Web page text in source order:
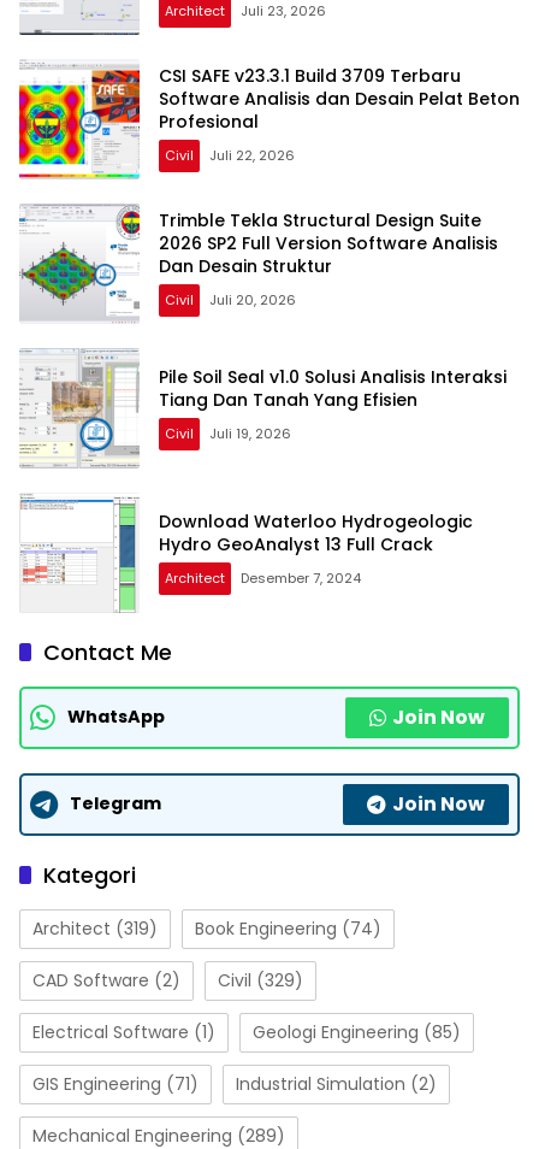
Architect Juli 23, 2026
CSI SAFE v23.3.1 Build 3709 Terbaru
Software Analisis dan Desain Pelat Beton
Profesional
Civil Juli 22, 2026
Trimble Tekla Structural Design Suite
2026 SP2 Full Version Software Analisis
Dan Desain Struktur
Civil Juli 20, 2026
Pile Soil Seal v1.0 Solusi Analisis Interaksi
Tiang Dan Tanah Yang Efisien
Civil Juli 19, 2026
Download Waterloo Hydrogeologic
Hydro GeoAnalyst 13 Full Crack
Architect Desember 7, 2024
Contact Me
WhatsApp Join Now
Telegram Join Now
Kategori
Architect (319) Book Engineering (74)
CAD Software (2) Civil (329)
Electrical Software (1) Geologi Engineering (85)
GIS Engineering (71) Industrial Simulation (2)
Mechanical Engineering (289)